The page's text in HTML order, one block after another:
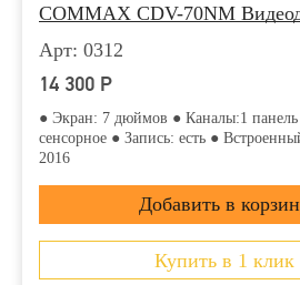
COMMAX CDV-70NM
Арт: 0312
14 300 Р
● Экран: 7 дюймов ● Каналы:1
сенсорное ● Запись: есть ●
2016
Купить в 1 клик